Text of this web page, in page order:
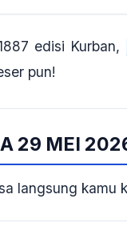
edisi Kurban,
pun!
29 MEI
langsung kamu